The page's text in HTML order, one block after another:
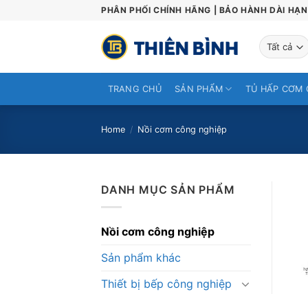
PHÂN PHỐI CHÍNH HÃNG | BẢO HÀNH DÀI
TRANG CHỦ SẢN PHẨM TỦ HẤP CƠM
Home / Nồi cơm công nghiệp
DANH MỤC SẢN PHẨM
Nồi cơm công nghiệp
Sản phẩm khác
Thiết bị bếp công nghiệp